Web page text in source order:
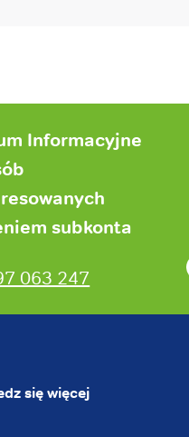
Informacyjne
subkonta
063 247
się więcej